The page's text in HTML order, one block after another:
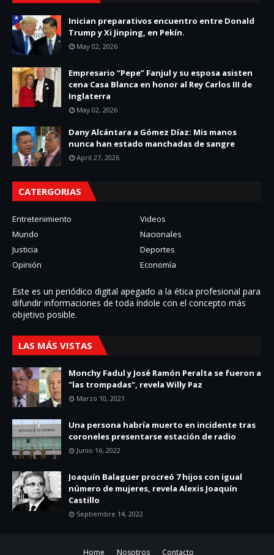
Inician preparativos encuentro entre Donald
Trump y Xi Jinping, en Pekín.
May 02, 2026
Empresario “Pepe” Fanjul y su esposa asisten
cena Casa Blanca en honor al Rey Carlos III de
Inglaterra
May 02, 2026
Dany Alcántara a Gómez Díaz: Mis manos
nunca han estado manchadas de sangre
April 27, 2026
CATERGORIAS
Entretenimiento
Videos
Mundo
Nacionales
Justicia
Deportes
Opinión
Economía
Este es un periódico digital apegado a la ética profesional para
difundir informaciones de toda í­ndole con el concepto más
objetivo posible.
LAS MÁS VISTAS
Monchy Fadul y José Ramón Peralta se fueron a
"las trompadas", revela Willy Paz
Marzo 10, 2021
Una persona habría muerto en incidente tras
coroneles presentarse estación de radio
Junio 16, 2022
Joaquín Balaguer procreó 7 hijos con igual
número de mujeres, revela Alexis Joaquín
Castillo
Septiembre 14, 2022
Home Nosotros Contacto